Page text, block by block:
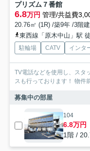
プリズム７番館
6.8万円 管理/共益費
20.76㎡ (1R) /築9年 /3階建
東西線「原木中山」駅
駐輪場 CATV インタ
TV電話などを使用し、スタ
スも行っております！ 物件
募集中の部屋
104
6.8万円
1階 /